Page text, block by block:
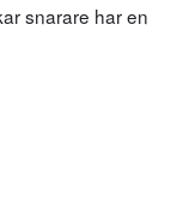
snarare har en